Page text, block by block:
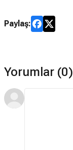
Paylaş:
Yorumlar (0)